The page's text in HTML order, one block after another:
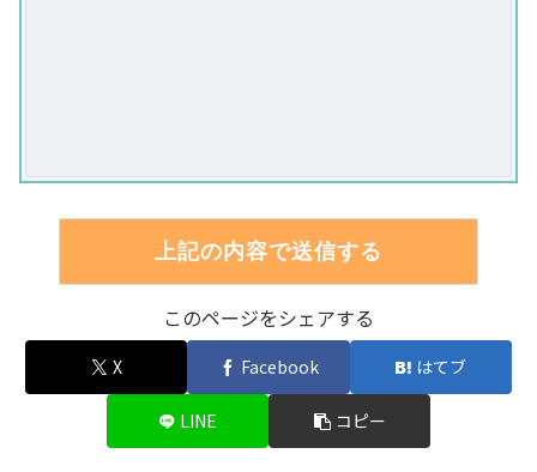
このページをシェアする
X Facebook はてブ
LINE コピー